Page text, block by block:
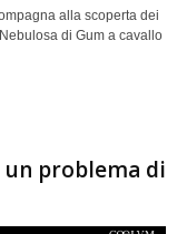
alla scoperta dei
di Gum a cavallo
problema di